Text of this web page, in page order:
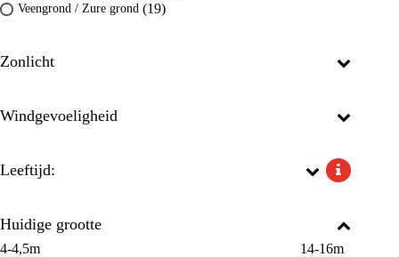
Veengrond / Zure grond (19)
Zonlicht
Windgevoeligheid
Leeftijd:
Huidige grootte
4-4,5m 14-16m